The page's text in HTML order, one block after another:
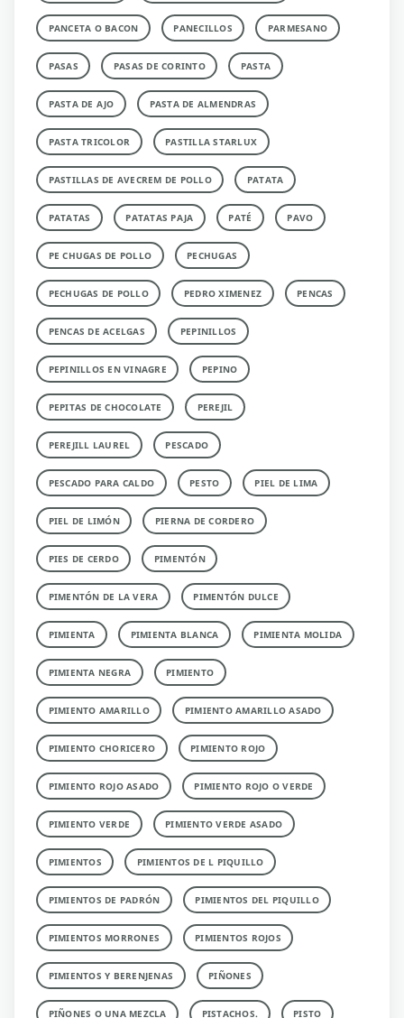
PANCETA O BACON PANECILLOS PARMESANO
PASAS PASAS DE CORINTO PASTA
PASTA DE AJO PASTA DE ALMENDRAS
PASTA TRICOLOR PASTILLA STARLUX
PASTILLAS DE AVECREM DE POLLO PATATA
PATATAS PATATAS PAJA PATÉ PAVO
PE CHUGAS DE POLLO PECHUGAS
PECHUGAS DE POLLO PEDRO XIMENEZ PENCAS
PENCAS DE ACELGAS PEPINILLOS
PEPINILLOS EN VINAGRE PEPINO
PEPITAS DE CHOCOLATE PEREJIL
PEREJILL LAUREL PESCADO
PESCADO PARA CALDO PESTO PIEL DE LIMA
PIEL DE LIMÓN PIERNA DE CORDERO
PIES DE CERDO PIMENTÓN
PIMENTÓN DE LA VERA PIMENTÓN DULCE
PIMIENTA PIMIENTA BLANCA PIMIENTA MOLIDA
PIMIENTA NEGRA PIMIENTO
PIMIENTO AMARILLO PIMIENTO AMARILLO ASADO
PIMIENTO CHORICERO PIMIENTO ROJO
PIMIENTO ROJO ASADO PIMIENTO ROJO O VERDE
PIMIENTO VERDE PIMIENTO VERDE ASADO
PIMIENTOS PIMIENTOS DE L PIQUILLO
PIMIENTOS DE PADRÓN PIMIENTOS DEL PIQUILLO
PIMIENTOS MORRONES PIMIENTOS ROJOS
PIMIENTOS Y BERENJENAS PIÑONES
PIÑONES O UNA MEZCLA PISTACHOS. PISTO